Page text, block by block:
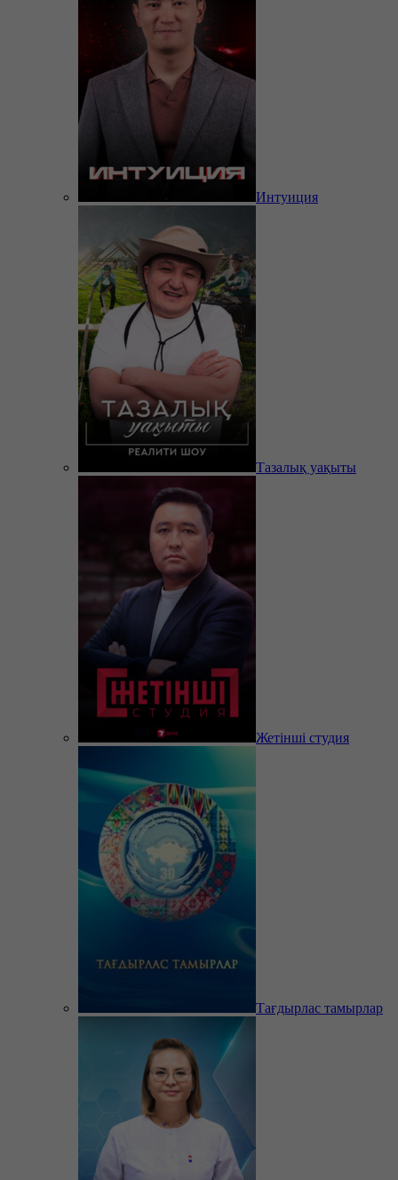
Интуиция
Тазалық уақыты
Жетінші студия
Тағдырлас тамырлар